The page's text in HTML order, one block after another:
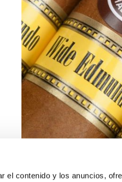
el contenido y los anuncios,